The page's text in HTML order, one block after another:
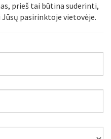
prieš tai būtina suderinti,
pasirinktoje vietovėje.